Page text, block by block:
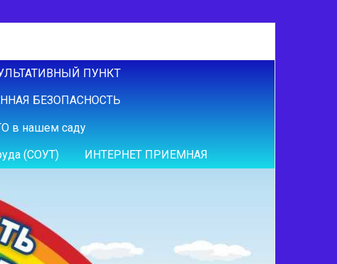
ПУНКТ
БЕЗОПАСНОСТЬ
в нашем саду
(СОУТ) ИНТЕРНЕТ ПРИЕМНАЯ